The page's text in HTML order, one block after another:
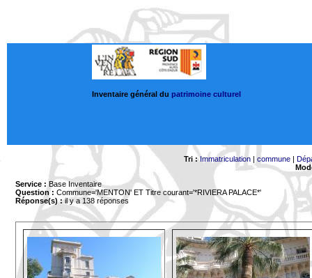
Inventaire général du patrimoine culturel
Tri : Immatriculation |commune |
Service : Base Inventaire
Question : Commune='MENTON' ET Titre courant='*RIVIERA PALACE*'
Réponse(s) :il y a 138 réponses